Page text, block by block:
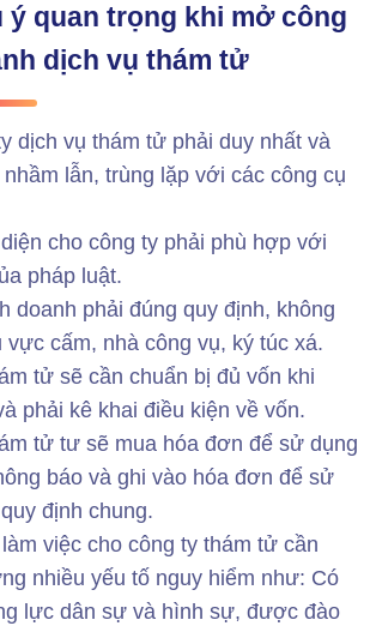
ý quan trọng khi mở công
dịch vụ thám tử
dịch vụ thám tử phải duy nhất và
nhầm lẫn, trùng lặp với các công cụ
cho công ty phải phù hợp với
pháp luật.
doanh phải đúng quy định, không
vực cấm, nhà công vụ, ký túc xá.
tử sẽ cần chuẩn bị đủ vốn khi
phải kê khai điều kiện về vốn.
tử tư sẽ mua hóa đơn để sử dụng
báo và ghi vào hóa đơn để sử
định chung.
việc cho công ty thám tử cần
nhiều yếu tố nguy hiểm như: Có
lực dân sự và hình sự, được đào